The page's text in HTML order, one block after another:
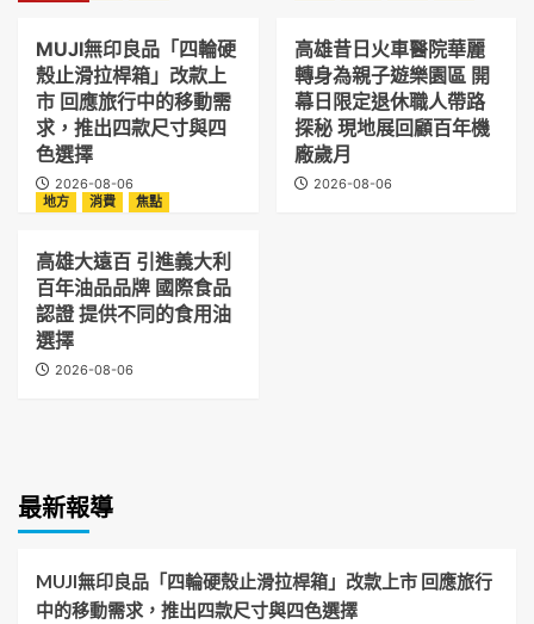
MUJI無印良品「四輪硬
殼止滑拉桿箱」改款上
市 回應旅行中的移動需
求，推出四款尺寸與四
色選擇
2026-08-06
高雄昔日火車醫院華麗
轉身為親子遊樂園區 開
幕日限定退休職人帶路
探秘 現地展回顧百年機
廠歲月
2026-08-06
地方
消費 焦點
高雄大遠百 引進義大利
百年油品品牌 國際食品
認證 提供不同的食用油
選擇
2026-08-06
最新報導
MUJI無印良品「四輪硬殼止滑拉桿箱」改款上市 回應旅行
中的移動需求，推出四款尺寸與四色選擇